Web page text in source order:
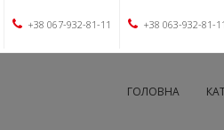
+38 067-932-81-11 +38 063-932-81-11
ГОЛОВНА